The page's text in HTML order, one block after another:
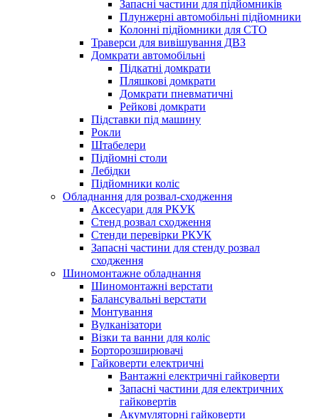
Запасні частини для підйомників
Плунжерні автомобільні підйомники
Колонні підйомники для СТО
Траверси для вивішування ДВЗ
Домкрати автомобільні
Підкатні домкрати
Пляшкові домкрати
Домкрати пневматичні
Рейкові домкрати
Підставки під машину
Рокли
Штабелери
Підйомні столи
Лебідки
Підйомники коліс
Обладнання для розвал-сходження
Аксесуари для РКУК
Стенд розвал сходження
Стенди перевірки РКУК
Запасні частини для стенду розвал
сходження
Шиномонтажне обладнання
Шиномонтажні верстати
Балансувальні верстати
Монтування
Вулканізатори
Візки та ванни для коліс
Борторозширювачі
Гайковерти електричні
Вантажні електричні гайковерти
Запасні частини для електричних
гайковертів
Акумуляторні гайковерти